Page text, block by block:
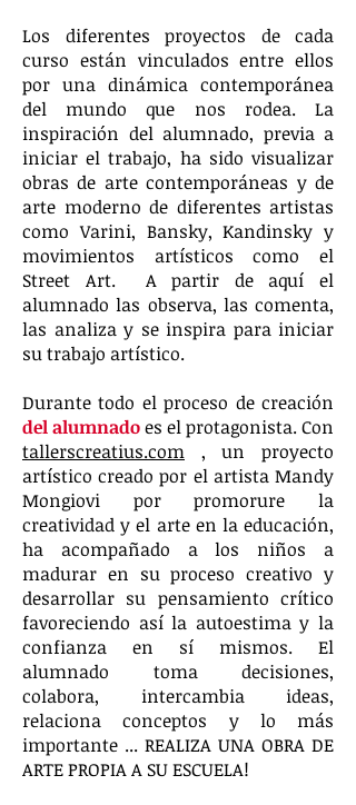
Los diferentes proyectos de cada
curso están vinculados entre ellos
por una dinámica contemporánea
del mundo que nos rodea. La
inspiración del alumnado, previa a
iniciar el trabajo, ha sido visualizar
obras de arte contemporáneas y de
arte moderno de diferentes artistas
como Varini, Bansky, Kandinsky y
movimientos artísticos como el
Street Art.
A partir de aquí el
alumnado las observa, las comenta,
las analiza y se inspira para iniciar
su trabajo artístico.
Durante todo el proceso de creación
del alumnadoes el protagonista. Con
tallerscreatius.com , un proyecto
artístico creado por el artista Mandy
Mongiovi por promorure la
creatividad y el arte en la educación,
ha acompañado a los niños a
madurar en su proceso creativo y
desarrollar su pensamiento crítico
favoreciendo así la autoestima y la
confianza en sí mismos. El
alumnado toma decisiones,
colabora, intercambia ideas,
relaciona conceptos y lo más
importante ... REALIZA UNA OBRA DE
ARTE PROPIA A SU ESCUELA!